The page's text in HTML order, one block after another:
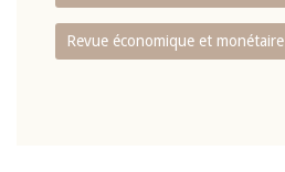
Revue économique et monétaire